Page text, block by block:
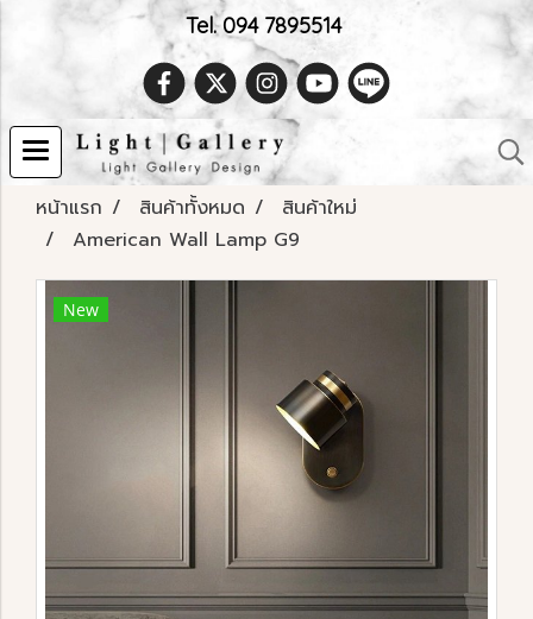
Tel. 094 7895514
หน้าแรก สินค้าทั้งหมด
สินค้าใหม่
American Wall Lamp G9
New